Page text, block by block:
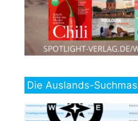
Die Auslands-